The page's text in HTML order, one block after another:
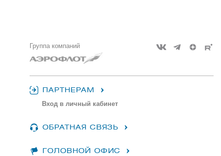
Группа компаний
ПАРТНЕРАМ
Вход в личный кабинет
ОБРАТНАЯ СВЯЗЬ
ГОЛОВНОЙ ОФИС